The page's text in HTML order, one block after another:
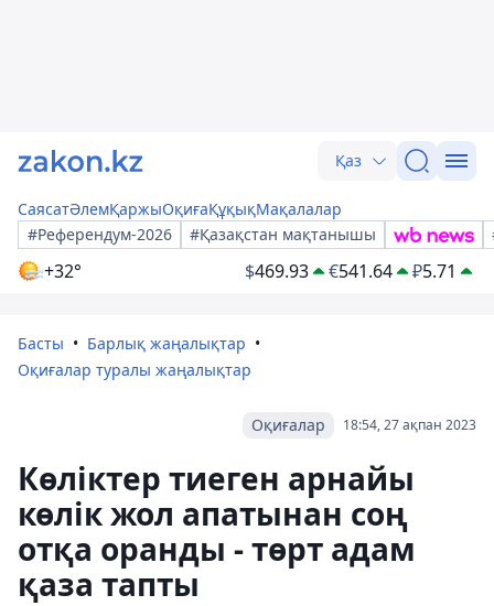
Қаз
СаясатӘлемҚаржыОқиғаҚұқықМақалалар
#Референдум-2026
#Қазақстан мақтанышы
+32° $469.93 €541.64 ₽5.71
Басты
Барлық жаңалықтар
Оқиғалар туралы жаңалықтар
18:54, 27 ақпан 2023
Оқиғалар
Көліктер тиеген арнайы
көлік жол апатынан соң
отқа оранды - төрт адам
қаза тапты